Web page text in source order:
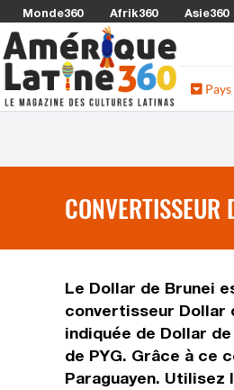
Monde360 Afrik360 Asie360
Le Dollar de Brunei
convertisseur Dollar
indiquée de Dollar
de PYG. Grâce à ce
Paraguayen. Utilisez